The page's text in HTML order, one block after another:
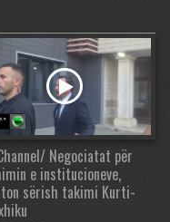
Negociatat për
e institucioneve,
sërish takimi Kurti-